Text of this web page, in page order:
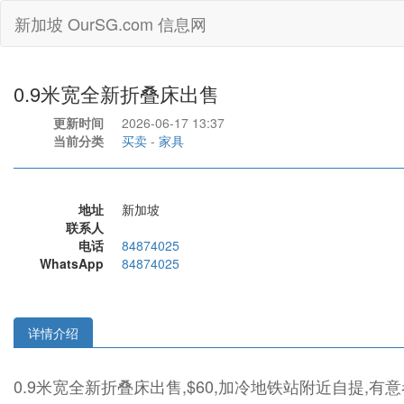
新加坡 OurSG.com 信息网
0.9米宽全新折叠床出售
更新时间
2026-06-17 13:37
当前分类
买卖 - 家具
地址
新加坡
联系人
电话
84874025
WhatsApp
84874025
详情介绍
0.9米宽全新折叠床出售,$60,加冷地铁站附近自提,有